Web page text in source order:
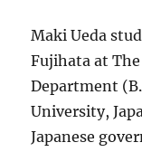
Maki Ueda
Fujihata at
Department
University,
Japanese